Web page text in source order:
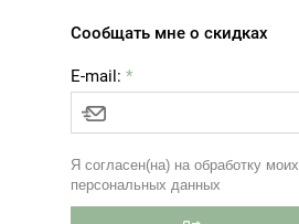
Сообщать мне о скидках
E-mail:*
Я согласен(на) на обработку моих
персональных данных